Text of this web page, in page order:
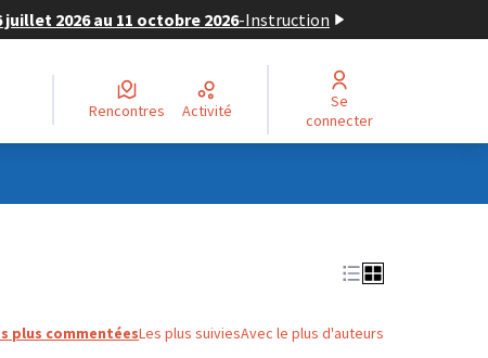
2026 au 11 octobre 2026-Instruction
Rencontres Activité
Se
connecter
plus commentéesLes plus suiviesAvec le plus d'auteurs